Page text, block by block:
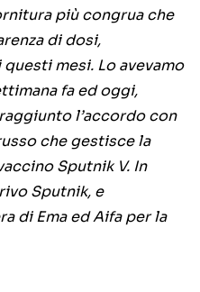
più congrua che
di dosi,
mesi. Lo avevamo
fa ed oggi,
l’accordo con
che gestisce la
Sputnik V. In
Sputnik, e
di Ema ed Aifa per la